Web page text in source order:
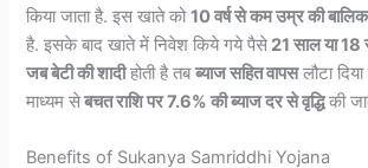
किया जाता है. इस खाते को10 वर्ष से कम उम्र की
है. इसके बाद खाते में निवेश किये गये पैसे 21 साल या
जब बेटी की शादीहोती है तबब्याज सहित वापसलौटा
माध्यम सेबचत राशि पर 7.6% की ब्याज दर से वृद्धिकी
Benefits of Sukanya Samriddhi Yojana